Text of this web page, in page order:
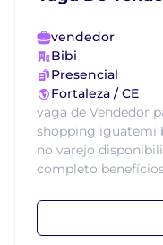
vendedor
Bibi
Presencial
Fortaleza / CE
vaga de Vendedor
shopping iguatemi
no varejo
completo